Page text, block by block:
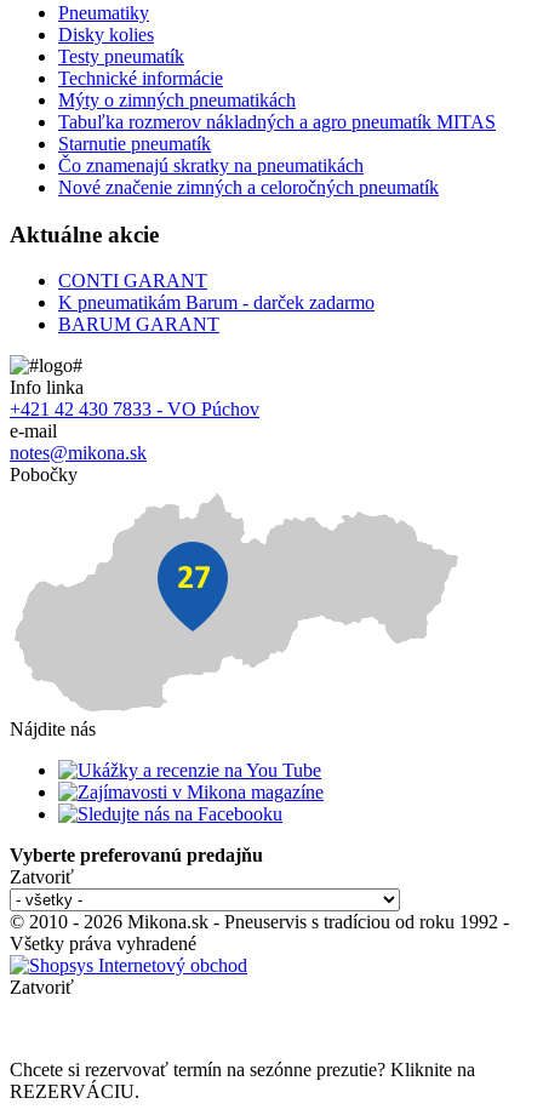
Pneumatiky
Disky kolies
Testy pneumatík
Technické informácie
Mýty o zimných pneumatikách
Tabuľka rozmerov nákladných a agro pneumatík MITAS
Starnutie pneumatík
Čo znamenajú skratky na pneumatikách
Nové značenie zimných a celoročných pneumatík
Aktuálne akcie
CONTI GARANT
K pneumatikám Barum - darček zadarmo
BARUM GARANT
Info linka
+421 42 430 7833 - VO Púchov
e-mail
notes@mikona.sk
Pobočky
Nájdite nás
Vyberte preferovanú predajňu
Zatvoriť
© 2010 - 2026 Mikona.sk - Pneuservis s tradíciou od roku 1992 -
Všetky práva vyhradené
Zatvoriť
Chcete si rezervovať termín na sezónne prezutie? Kliknite na
REZERVÁCIU.